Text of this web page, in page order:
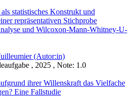
statistisches Konstrukt und
repräsentativen Stichprobe
und Wilcoxon-Mann-Whitney-U-
(Autor:in)
, 2025 , Note: 1.0
ihrer Willenskraft das Vielfache
Eine Fallstudie